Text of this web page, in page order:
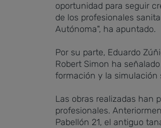
oportunidad para seguir
de los profesionales
Autónoma", ha apuntado.
Por su parte, Eduardo
Robert Simon ha
formación y la simulación
Las obras realizadas han
profesionales.
Pabellón 21, el antiguo